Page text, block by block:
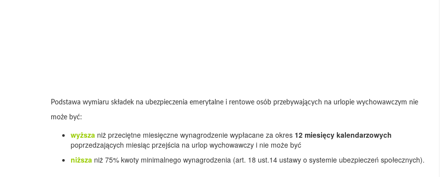
Podstawa wymiaru składek na ubezpieczenia emerytalne i rentowe osób przebywających na urlopie wychowawczym nie
może być:
wyższa niż przeciętne miesięczne wynagrodzenie wypłacane za okres 12 miesięcy kalendarzowych
poprzedzających miesiąc przejścia na urlop wychowawczy i nie może być
niższa niż 75% kwoty minimalnego wynagrodzenia (art. 18 ust.14 ustawy o systemie ubezpieczeń społecznych).